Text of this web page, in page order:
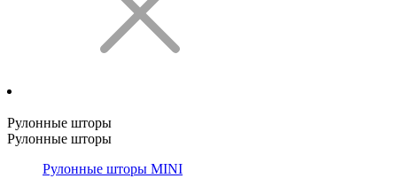
Рулонные шторы
Рулонные шторы
Рулонные шторы MINI